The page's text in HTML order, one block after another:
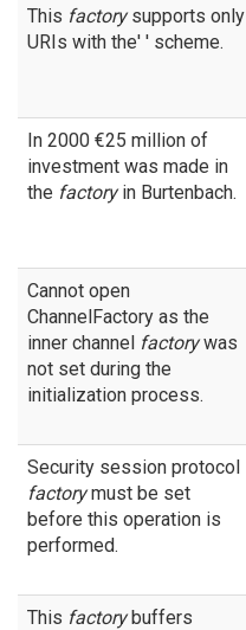
This factorysupports only
URIs with the' ' scheme.
In 2000 €25 million of
investment was made in
the factoryin Burtenbach.
Cannot open
ChannelFactory as the
inner channel factorywas
not set during the
initialization process.
Security session protocol
factorymust be set
before this operation is
performed.
This factorybuffers